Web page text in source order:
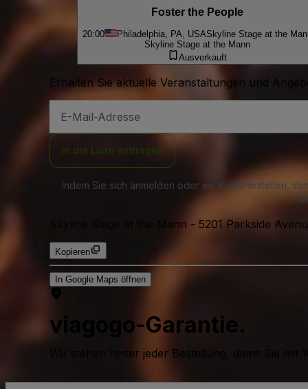
Foster the People
20:00 Philadelphia, PA, USASkyline Stage at the
Skyline Stage at the Mann
Ausverkauft
Erhalten Sie aktuelle Veranstaltungen und
Mail-
In die Liste eintragen
Indem Sie sich anmelden oder ein Konto erstellen,
Skyline Stage at the Mann - 5201 Parkside
Kopieren
In Google Maps öffnen
viagogo-Garantie.
Wir stehen hinter jeder Bestellung, damit Sie